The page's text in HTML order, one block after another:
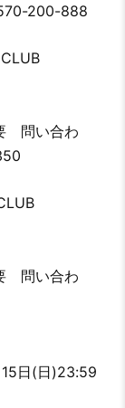
200-888
問い合わ
問い合わ
日(日)23:59